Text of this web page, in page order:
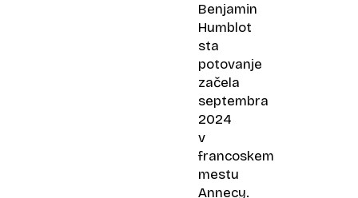
Benjamin
Humblot
sta
potovanje
začela
septembra
2024
v
francoskem
mestu
Annecy.